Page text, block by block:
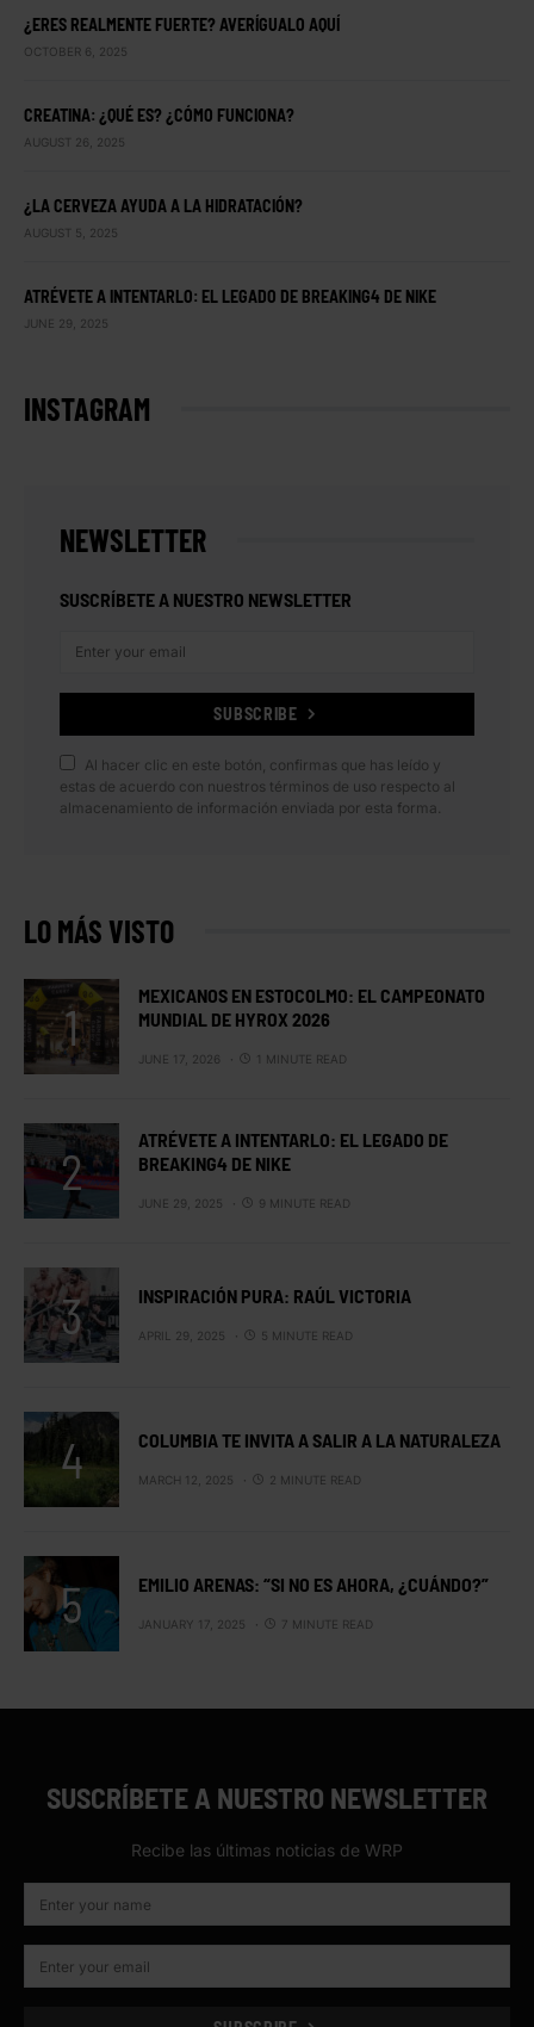
¿ERES REALMENTE FUERTE? AVERÍGUALO AQUÍ
OCTOBER 6, 2025
CREATINA: ¿QUÉ ES? ¿CÓMO FUNCIONA?
AUGUST 26, 2025
¿LA CERVEZA AYUDA A LA HIDRATACIÓN?
AUGUST 5, 2025
ATRÉVETE A INTENTARLO: EL LEGADO DE BREAKING4 DE NIKE
JUNE 29, 2025
INSTAGRAM
NEWSLETTER
SUSCRÍBETE A NUESTRO NEWSLETTER
SUBSCRIBE
Al hacer clic en este botón, confirmas que has leído y
estas de acuerdo con nuestros términos de uso respecto al
almacenamiento de información enviada por esta forma.
LO MÁS VISTO
MEXICANOS EN ESTOCOLMO: EL CAMPEONATO
MUNDIAL DE HYROX 2026
JUNE 17, 2026 1 MINUTE READ
ATRÉVETE A INTENTARLO: EL LEGADO DE
BREAKING4 DE NIKE
JUNE 29, 2025 9 MINUTE READ
INSPIRACIÓN PURA: RAÚL VICTORIA
APRIL 29, 2025 5 MINUTE READ
COLUMBIA TE INVITA A SALIR A LA NATURALEZA
MARCH 12, 2025 2 MINUTE READ
EMILIO ARENAS: “SI NO ES AHORA, ¿CUÁNDO?”
JANUARY 17, 2025 7 MINUTE READ
SUSCRÍBETE A NUESTRO NEWSLETTER
Recibe las últimas noticias de WRP